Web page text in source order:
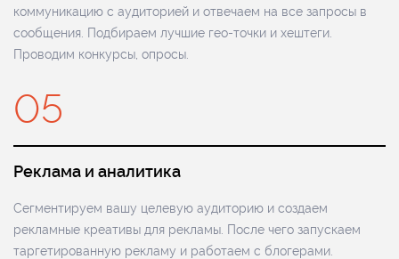
коммуникацию с аудиторией и отвечаем на все запросы в
сообщения. Подбираем лучшие гео-точки и хештеги.
Проводим конкурсы, опросы.
05
Реклама и аналитика
Сегментируем вашу целевую аудиторию и создаем
рекламные креативы для рекламы. После чего запускаем
таргетированную рекламу и работаем с блогерами.